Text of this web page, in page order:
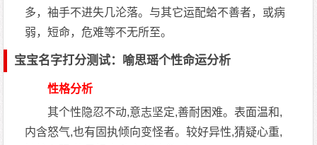
多，袖手不进失几沦落。与其它运配蛤不善者，或病
弱，短命，危难等不无所至。
宝宝名字打分测试：喻思瑶个性命运分析
性格分析
其个性隐忍不动,意志坚定,善耐困难。表面温和,
内含怒气,也有固执倾向变怪者。较好异性,猜疑心重,